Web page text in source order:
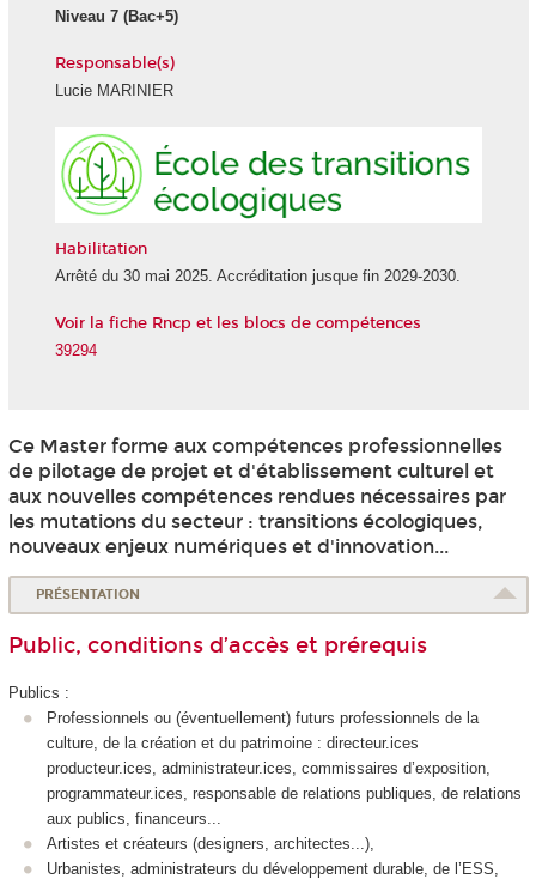
Niveau 7(Bac+5)
Responsable(s)
Lucie MARINIER
Habilitation
Arrêté du 30 mai 2025. Accréditation jusque fin 2029-2030.
Voir la fiche Rncp et les blocs de compétences
39294
Ce Master forme aux compétences professionnelles
de pilotage de projet et d'établissement culturel et
aux nouvelles compétences rendues nécessaires par
les mutations du secteur : transitions écologiques,
nouveaux enjeux numériques et d'innovation...
PRÉSENTATION
Public, conditions d’accès et prérequis
Publics :
Professionnels ou (éventuellement) futurs professionnels de la
culture, de la création et du patrimoine : directeur.ices
producteur.ices, administrateur.ices, commissaires d’exposition,
programmateur.ices, responsable de relations publiques, de relations
aux publics, financeurs...
Artistes et créateurs (designers, architectes...),
Urbanistes, administrateurs du développement durable, de l’ESS,